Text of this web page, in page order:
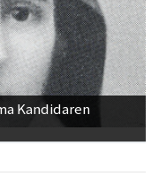
Kandidaren